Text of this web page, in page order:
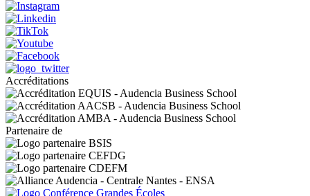
Accréditations
Partenaire de